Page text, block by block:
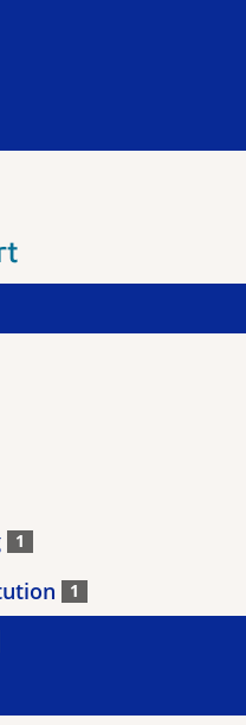
1
1